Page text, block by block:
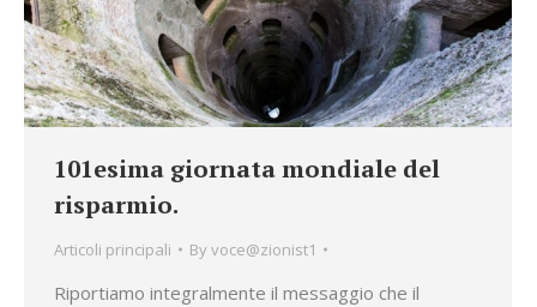
101esima giornata mondiale del
risparmio.
Articoli principali Byvoce@zionist1
Riportiamo integralmente il messaggio che il